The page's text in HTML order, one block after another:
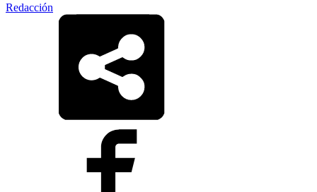
Redacción